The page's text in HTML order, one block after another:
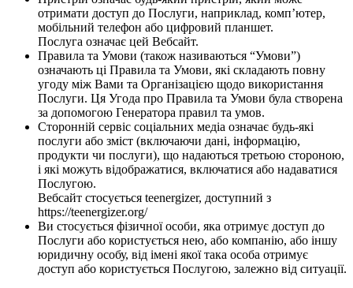
отримати доступ до Послуги, наприклад, комп’ютер,
мобільний телефон або цифровий планшет.
Послуга означає цей Вебсайт.
Правила та Умови (також називаються “Умови”)
означають ці Правила та Умови, які складають повну
угоду між Вами та Організацією щодо використання
Послуги. Ця Угода про Правила та Умови була створена
за допомогою Генератора правил та умов.
Сторонній сервіс соціальних медіа означає будь-які
послуги або зміст (включаючи дані, інформацію,
продукти чи послуги), що надаються третьою стороною,
і які можуть відображатися, включатися або надаватися
Послугою.
Вебсайт стосується teenergizer, доступний з
https://teenergizer.org/
Ви стосується фізичної особи, яка отримує доступ до
Послуги або користується нею, або компанію, або іншу
юридичну особу, від імені якої така особа отримує
доступ або користується Послугою, залежно від ситуації.